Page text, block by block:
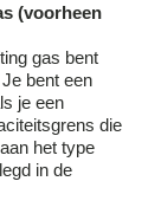
(voorheen
gas bent
bent een
je een
die
het type
in de